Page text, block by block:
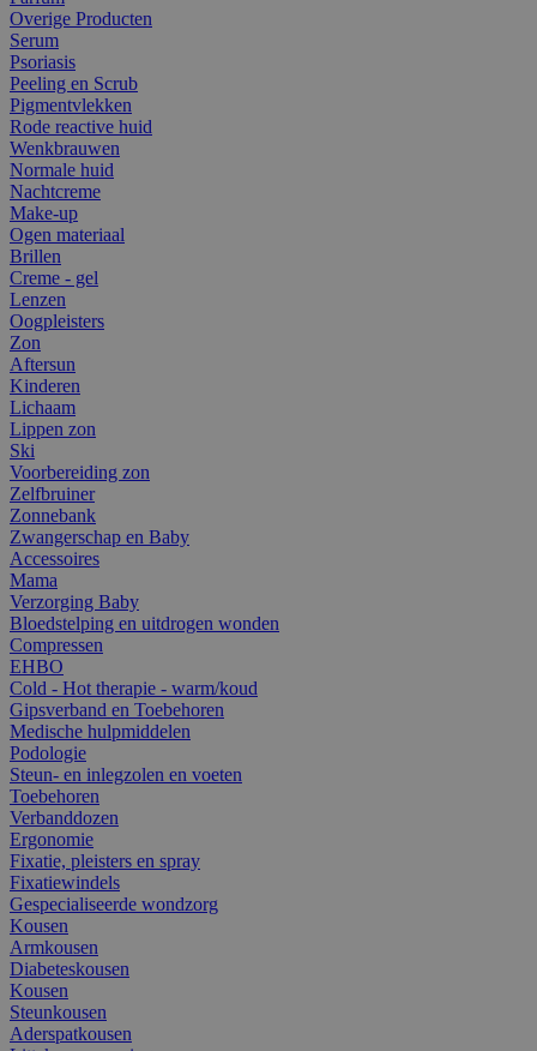
Overige Producten
Serum
Psoriasis
Peeling en Scrub
Pigmentvlekken
Rode reactive huid
Wenkbrauwen
Normale huid
Nachtcreme
Make-up
Ogen materiaal
Brillen
Creme - gel
Lenzen
Oogpleisters
Zon
Aftersun
Kinderen
Lichaam
Lippen zon
Ski
Voorbereiding zon
Zelfbruiner
Zonnebank
Zwangerschap en Baby
Accessoires
Mama
Verzorging Baby
Bloedstelping en uitdrogen wonden
Compressen
EHBO
Cold - Hot therapie - warm/koud
Gipsverband en Toebehoren
Medische hulpmiddelen
Podologie
Steun- en inlegzolen en voeten
Toebehoren
Verbanddozen
Ergonomie
Fixatie, pleisters en spray
Fixatiewindels
Gespecialiseerde wondzorg
Kousen
Armkousen
Diabeteskousen
Kousen
Steunkousen
Aderspatkousen